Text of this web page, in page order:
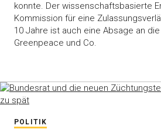
konnte. Der wissenschaftsbasierte
Kommission für eine
10 Jahre ist auch eine Absage an
Greenpeace und Co.
POLITIK